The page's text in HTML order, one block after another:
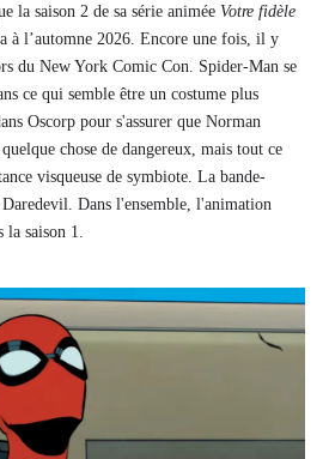
la saison 2 de sa série animée Votre fidèle
à l’automne 2026. Encore une fois, il y
du New York Comic Con. Spider-Man se
ce qui semble être un costume plus
Oscorp pour s'assurer que Norman
chose de dangereux, mais tout ce
visqueuse de symbiote. La bande-
Dans l'ensemble, l'animation
saison 1.